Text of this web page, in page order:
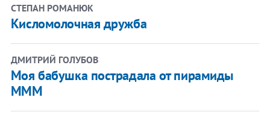
СТЕПАН РОМАНЮК
Кисломолочная дружба
ДМИТРИЙ ГОЛУБОВ
Моя бабушка пострадала от пирамиды
МММ